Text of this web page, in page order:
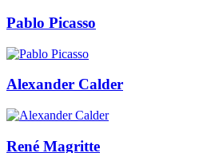
Pablo Picasso
Alexander Calder
René Magritte